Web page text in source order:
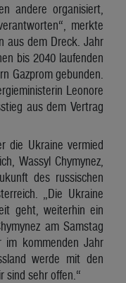
andere organisiert,
merkte
aus dem Dreck. Jahr
bis 2040 laufenden
Gazprom gebunden.
Leonore
aus dem Vertrag
die Ukraine vermied
Wassyl Chymynez,
des russischen
„Die Ukraine
geht, weiterhin ein
am Samstag
im kommenden Jahr
werde mit den
sind sehr offen.“